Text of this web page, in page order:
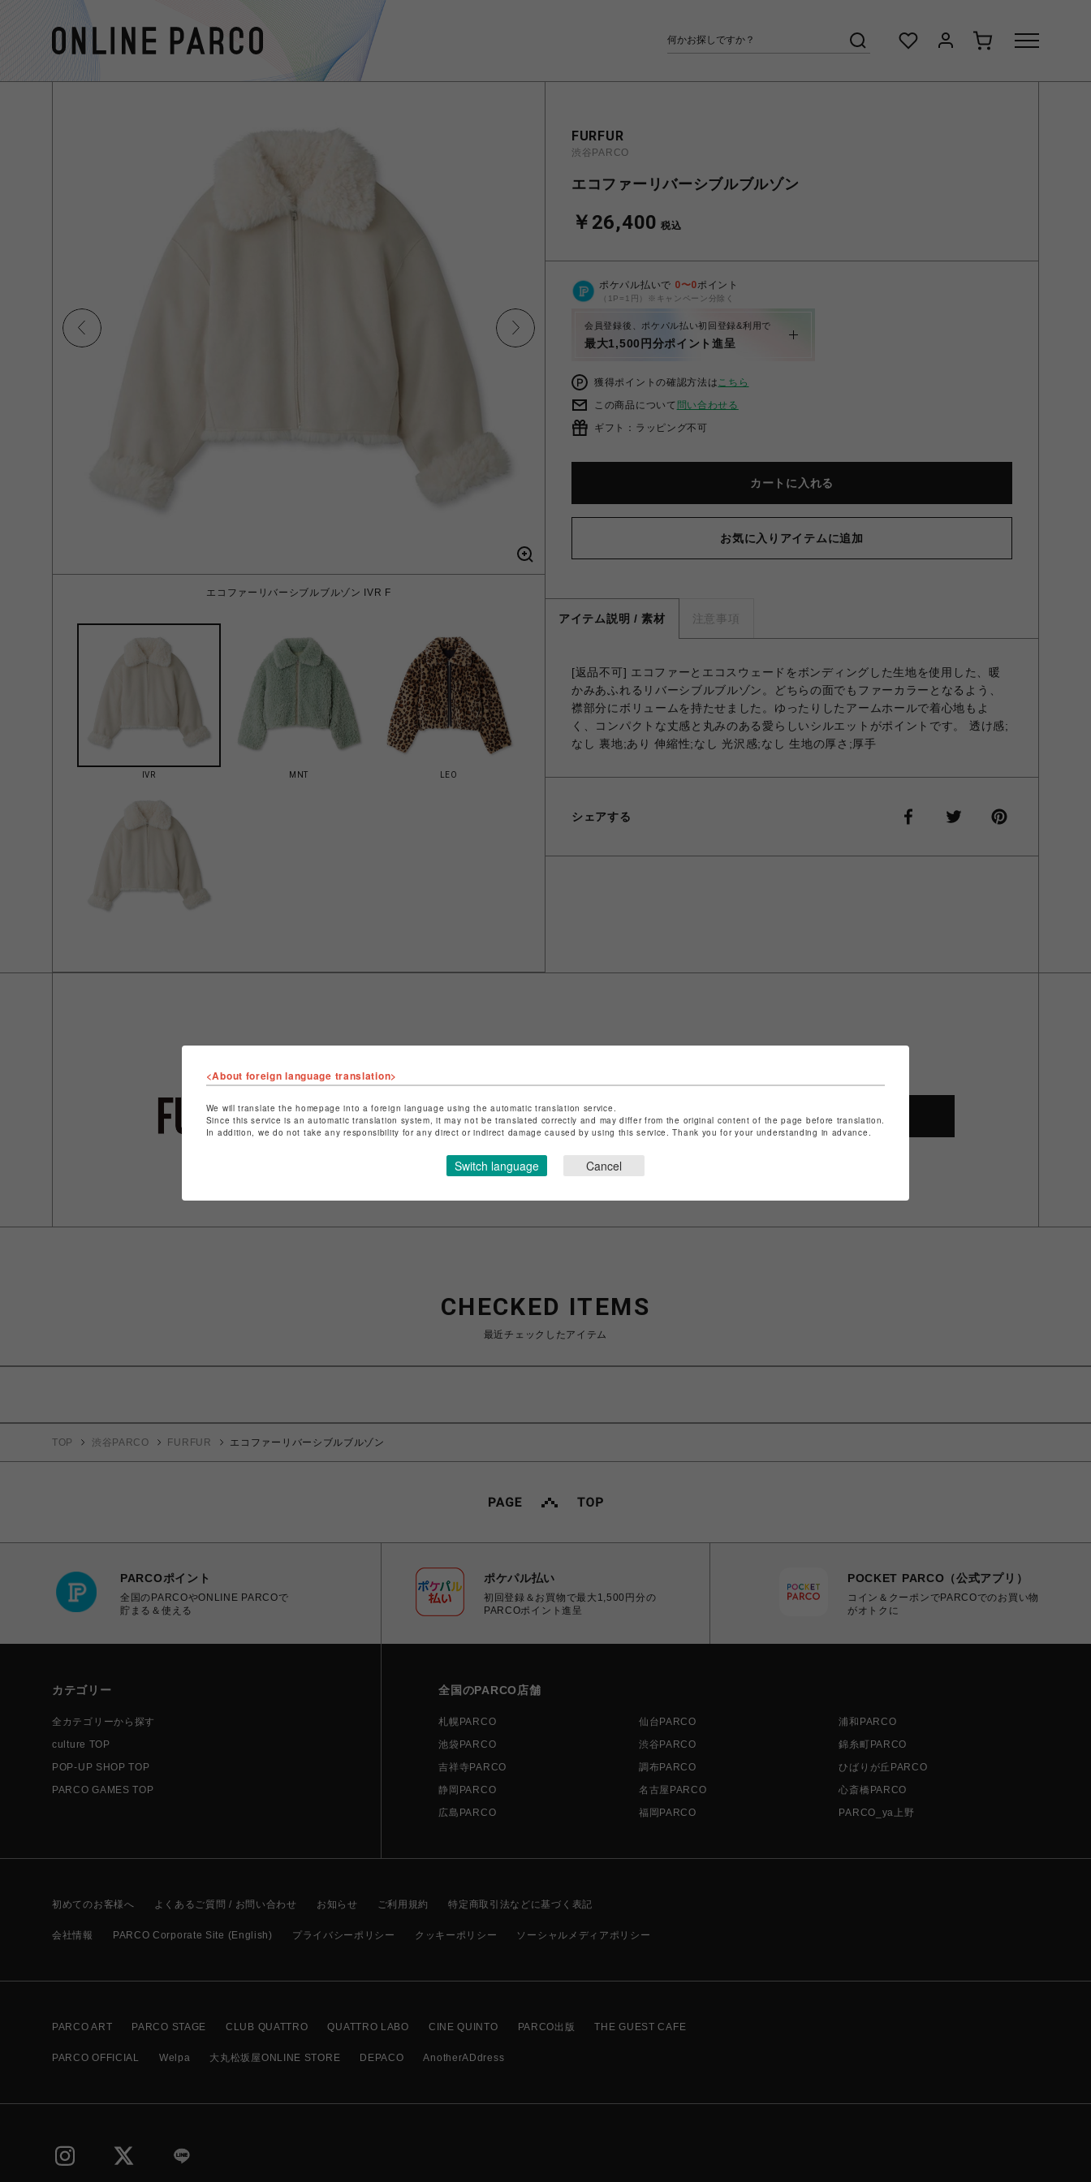
エコファーリバーシブルブルゾン IVR F
IVR MNT LEO
FURFUR
渋谷PARCO
エコファーリバーシブルブルゾン
￥26,400 税込
ポケパル払いで 0〜0ポイント
（1P=1円）※キャンペーン分除く
会員登録後、ポケパル払い初回登録&利用で
最大1,500円分ポイント進呈
獲得ポイントの確認方法はこちら
この商品について 問い合わせる
ギフト：ラッピング不可
カートに入れる
お気に入りアイテムに追加
アイテム説明 / 素材 注意事項
[返品不可] エコファーとエコスウェードをボンディングした生地を使用した、暖
かみあふれるリバーシブルブルゾン。どちらの面でもファーカラーとなるよう、
襟部分にボリュームを持たせました。ゆったりしたアームホールで着心地もよ
く、コンパクトな丈感と丸みのある愛らしいシルエットがポイントです。 透け感;
なし 裏地;あり 伸縮性;なし 光沢感;なし 生地の厚さ;厚手
シェアする
ショップ名
特定商取引法など法令に基づく表記はこちら
ショップお問い合わせはこちら
SHOP TOP
CHECKED ITEMS
最近チェックしたアイテム
TOP 渋谷PARCO FURFUR エコファーリバーシブルブルゾン
PARCOポイント
全国のPARCOやONLINE PARCOで
貯まる＆使える
ポケパル払い
初回登録＆お買物で最大1,500円分の
PARCOポイント進呈
POCKET PARCO（公式アプリ）
コイン＆クーポンでPARCOでのお買い物
がオトクに
カテゴリー
全カテゴリーから探す
culture TOP
POP-UP SHOP TOP
PARCO GAMES TOP
全国のPARCO店舗
札幌PARCO 仙台PARCO
浦和PARCO
池袋PARCO
渋谷PARCO
錦糸町PARCO
吉祥寺PARCO
調布PARCO
ひばりが丘PARCO
静岡PARCO
名古屋PARCO
心斎橋PARCO
広島PARCO
福岡PARCO PARCO_ya上野
初めてのお客様へ よくあるご質問 / お問い合わせ お知らせ ご利用規約 特定商取引法などに基づく表記
会社情報 PARCO Corporate Site (English) プライバシーポリシー クッキーポリシー ソーシャルメディアポリシー
PARCO ART PARCO STAGE CLUB QUATTRO QUATTRO LABO CINE QUINTO PARCO出版 THE GUEST CAFE
PARCO OFFICIAL Welpa 大丸松坂屋ONLINE STORE DEPACO AnotherADdress
<About foreign language translation>
We will translate the homepage into a foreign language using the automatic translation service.
Since this service is an automatic translation system, it may not be translated correctly and may differ from the original content of the page before translation.
In addition, we do not take any responsibility for any direct or indirect damage caused by using this service. Thank you for your understanding in advance.
Switch language Cancel